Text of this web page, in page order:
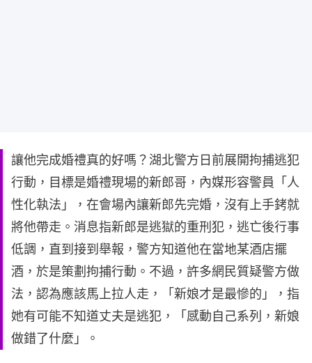
讓他完成婚禮真的好嗎？湖北警方日前展開拘捕逃犯
行動，目標是婚禮現場的新郎哥，內媒形容警員「人
性化執法」，在會場內讓新郎先完婚，沒有上手銬就
將他帶走。消息指新郎是逃獄的重刑犯，逃亡後行事
低調，直到接到舉報，警方知道他在當地某酒店擺
酒，於是策劃拘捕行動。不過，許多網民質疑警方做
法，認為應該馬上拉人走，「新娘才是最慘的」，指
她有可能不知道丈夫是逃犯，「感動自己系列，新娘
做錯了什麼」。